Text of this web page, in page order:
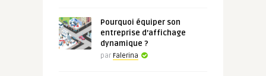
Pourquoi équiper son
entreprise d’affichage
dynamique ?
par Falerina